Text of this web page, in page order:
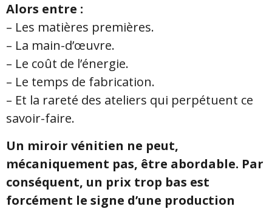
Alors entre :
– Les matières premières.
– La main-d’œuvre.
– Le coût de l’énergie.
– Le temps de fabrication.
– Et la rareté des ateliers qui perpétuent ce
savoir-faire.
Un miroir vénitien ne peut,
mécaniquement pas, être abordable. Par
conséquent, un prix trop bas est
forcément le signe d’une production